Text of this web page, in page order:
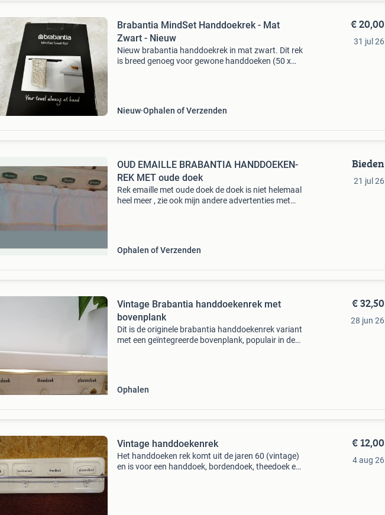
Brabantia MindSet Handdoekrek - Mat
Zwart - Nieuw
Nieuw brabantia handdoekrek in mat zwart. Dit rek
is breed genoeg voor gewone handdoeken (50 x
Nieuw Ophalen of Verzenden
€ 20,00
31 jul 26
OUD EMAILLE BRABANTIA HANDDOEKEN-
REK MET oude doek
Rek emaille met oude doek de doek is niet helemaal
heel meer , zie ook mijn andere advertenties met
Ophalen of Verzenden
Bieden
21 jul 26
Vintage Brabantia handdoekenrek met
bovenplank
Dit is de originele brabantia handdoekenrek variant
met een geïntegreerde bovenplank, populair in de
Ophalen
€ 32,50
28 jun 26
Vintage handdoekenrek
Het handdoeken rek komt uit de jaren 60 (vintage)
en is voor een handdoek, bordendoek, theedoek en
€ 12,00
4 aug 26